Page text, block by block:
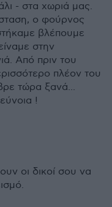
- στα χωριά μας.
ο φούρνος
βλέπουμε
στην
Από πριν του
πλέον του
τώρα ξανά...
!
οι δικοί σου να